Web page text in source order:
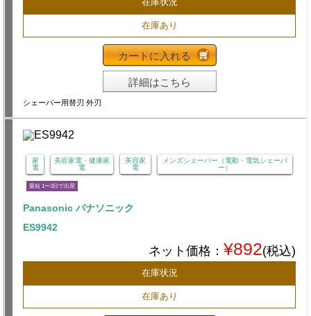
在庫あり
カートに入れる
詳細はこちら
シェーバー用替刃 外刃
家
電
美容家電・健康家
電
美容家
電
メンズシェーバー（電動・電気シェーバ
ー）
最短 1〜3日で出荷
Panasonic パナソニック
ES9942
ネット価格： ¥892(税込)
在庫状況
在庫あり